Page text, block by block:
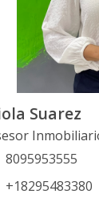
Suarez
8095953555
+18295483380